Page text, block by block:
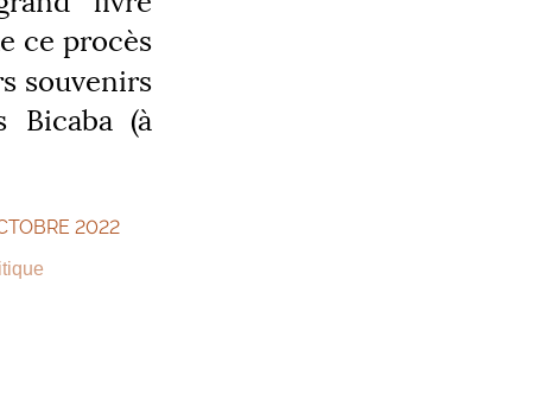
ce procès
souvenirs
Bicaba (à
2022